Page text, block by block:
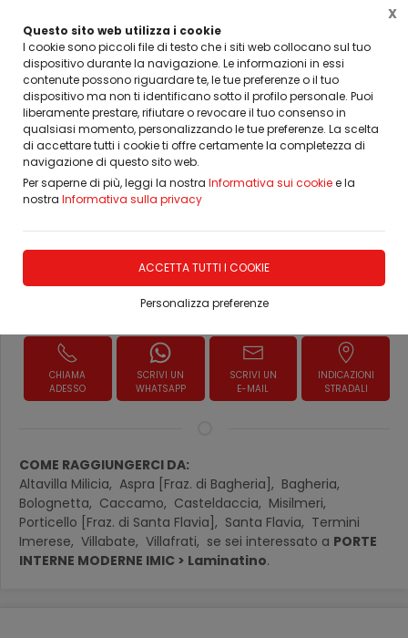
Questo sito web utilizza i cookie
I cookie sono piccoli file di testo che i siti web collocano sul tuo
dispositivo durante la navigazione. Le informazioni in essi
contenute possono riguardare te, le tue preferenze o il tuo
dispositivo ma non ti identificano sotto il profilo personale. Puoi
liberamente prestare, rifiutare o revocare il tuo consenso in
qualsiasi momento, personalizzando le tue preferenze. La scelta
di accettare tutti i cookie ti offre certamente la completezza di
navigazione di questo sito web.
Per saperne di più, leggi la nostra Informativa sui cookiee la
nostra Informativa sulla privacy
ACCETTA TUTTI I COOKIE
Personalizza preferenze
X
Home Porte, Finestre, Infissi, Arredamento PORTE INTERNE MODERNE IMIC
PORTE IN LAMINATINO IMIC
DISPONIBILITÀ IMMEDIATA
Richiedi Informazioni
CHIAMA
ADESSO
SCRIVI UN
WHATSAPP
SCRIVI UN
E-MAIL
INDICAZIONI
STRADALI
COME RAGGIUNGERCI DA:
Altavilla Milicia, Aspra [Fraz. di Bagheria], Bagheria,
Bolognetta, Caccamo, Casteldaccia, Misilmeri,
Porticello [Fraz. di Santa Flavia], Santa Flavia, Termini
Imerese, Villabate, Villafrati, se sei interessato a PORTE
INTERNE MODERNE IMIC > Laminatino.